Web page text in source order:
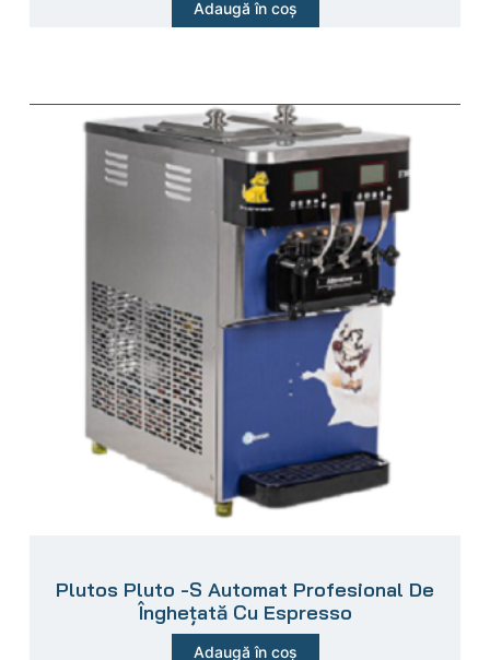
Adaugă în coș
Plutos Pluto -S Automat Profesional De
Înghețată Cu Espresso
Adaugă în coș